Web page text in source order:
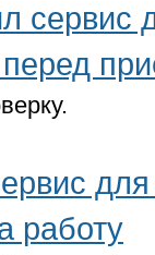
сервис
работу